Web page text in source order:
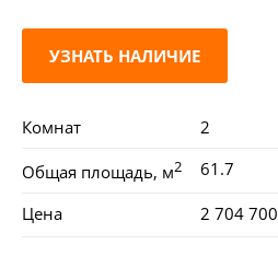
УЗНАТЬ НАЛИЧИЕ
Комнат 2
Общая площадь, м2 61.7
Цена 2 704 700